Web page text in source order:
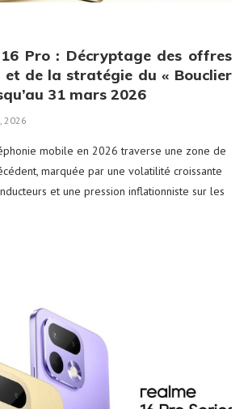
Pro : Décryptage des offres
et de la stratégie du « Bouclier
31 mars 2026
2026
mobile en 2026 traverse une zone de
marquée par une volatilité croissante
et une pression inflationniste sur les